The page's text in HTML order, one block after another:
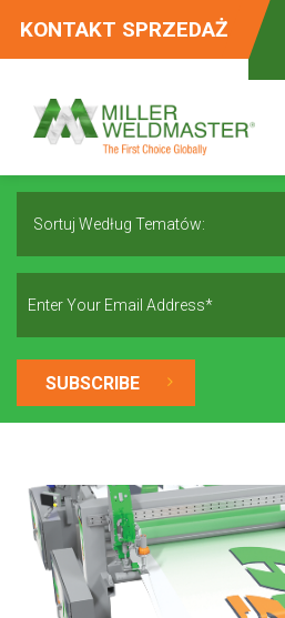
KONTAKT SPRZEDAŻ
Sortuj Według Tematów: